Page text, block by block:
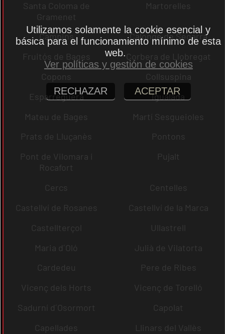
Santa Coloma de
Gramenet
Martorelles
Campins
Calonge de Segarra
Fruitós de Bages
Corbera de Llobregat
Copons
Collsuspina
Esparreguera
Igualada
Mateu de Bages
Martí Sesgueioles
Prats de Lluçanès
Pontons
Pont de Vilomara i
Rocafort
Pujalt
Cercs
Centelles
Castellví de Rosanes
Castellví de la Marca
Castellterçol
Ullastrell
Maria d´Oló
Julià de Vilatorta
Cardedeu
Pere de Ribes
Vicenç dels Horts
Vicenç de Torelló
Sadurní d´Osormort
Capolat
Capellades
Llinars del Vallès
Utilizamos solamente la cookie esencial y
básica para el funcionamiento mínimo de esta
web.
Ver políticas y gestión de cookies
RECHAZAR ACEPTAR